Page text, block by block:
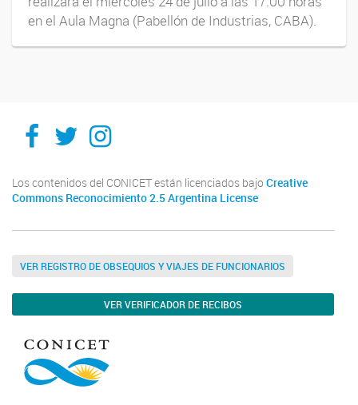
en el Aula Magna (Pabellón de Industrias, CABA).
IthesIthesIthes
Los contenidos del CONICET están licenciados bajo Creative
Commons Reconocimiento 2.5 Argentina License
VER REGISTRO DE OBSEQUIOS Y VIAJES DE FUNCIONARIOS
VER VERIFICADOR DE RECIBOS